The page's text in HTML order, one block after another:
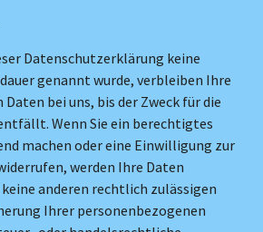
Datenschutzerklärung keine
genannt wurde, verbleiben Ihre
bei uns, bis der Zweck für die
Wenn Sie ein berechtigtes
machen oder eine Einwilligung zur
werden Ihre Daten
anderen rechtlich zulässigen
Ihrer personenbezogenen